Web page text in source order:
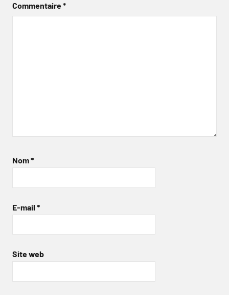
Commentaire*
Nom*
E-mail *
Site web